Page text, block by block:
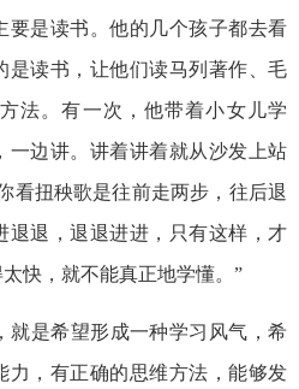
要是读书。他的几个孩子都去看
是读书，让他们读马列著作、毛
法。有一次，他带着小女儿学
一边讲。讲着讲着就从沙发上站
看扭秧歌是往前走两步，往后退
退退，退退进进，只有这样，才
快，就不能真正地学懂。”
是希望形成一种学习风气，希
力，有正确的思维方法，能够发